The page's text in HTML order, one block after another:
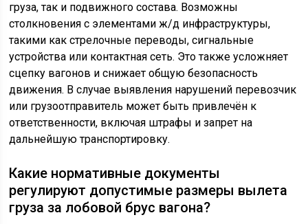
груза, так и подвижного состава. Возможны
столкновения с элементами ж/д инфраструктуры,
такими как стрелочные переводы, сигнальные
устройства или контактная сеть. Это также усложняет
сцепку вагонов и снижает общую безопасность
движения. В случае выявления нарушений перевозчик
или грузоотправитель может быть привлечён к
ответственности, включая штрафы и запрет на
дальнейшую транспортировку.
Какие нормативные документы
регулируют допустимые размеры вылета
груза за лобовой брус вагона?